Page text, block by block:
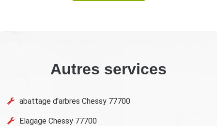
Autres services
abattage d'arbres Chessy 77700
Elagage Chessy 77700